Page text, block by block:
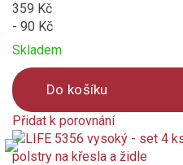
359 Kč
- 90 Kč
Skladem
Do košíku
Přidat k porovnání
Product
is